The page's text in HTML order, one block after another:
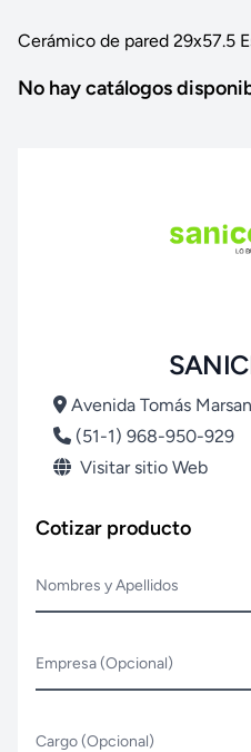
Cerámico de pared 29x57.5
No hay catálogos
Avenida Tomás
(51-1) 968-950-929
Visitar sitio Web
Cotizar producto
Nombres y Apellidos
Empresa (Opcional)
Cargo (Opcional)